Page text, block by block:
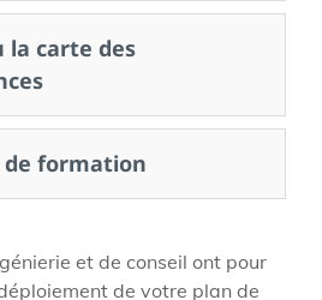
la carte des
de formation
et de conseil ont pour
de votre plan de